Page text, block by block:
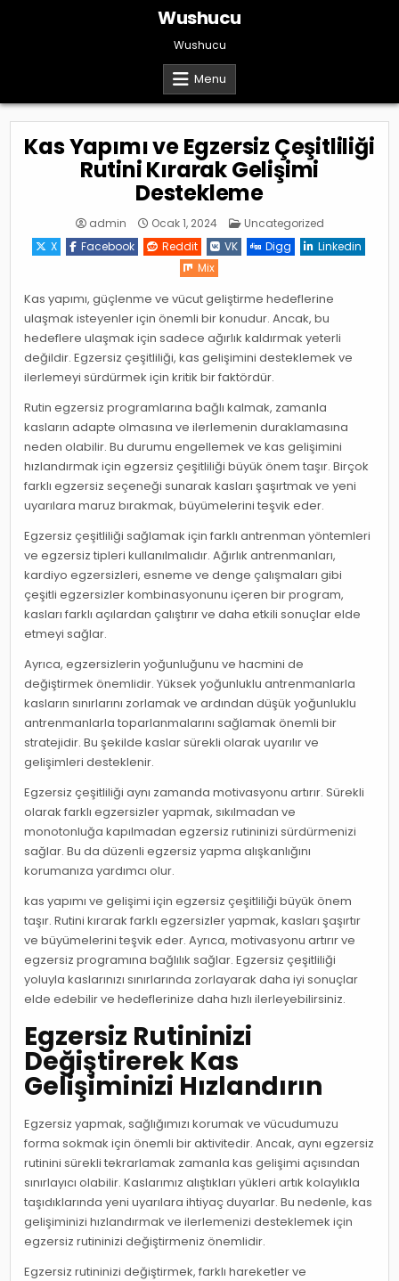
Wushucu
Wushucu
Menu
Kas Yapımı ve Egzersiz Çeşitliliği
Rutini Kırarak Gelişimi
Destekleme
admin Ocak 1, 2024 Posted
Uncategorized
X
Facebook Reddit VK Digg
Linkedin
Mix
Kas yapımı, güçlenme ve vücut geliştirme hedeflerine
ulaşmak isteyenler için önemli bir konudur. Ancak, bu
hedeflere ulaşmak için sadece ağırlık kaldırmak yeterli
değildir. Egzersiz çeşitliliği, kas gelişimini desteklemek ve
ilerlemeyi sürdürmek için kritik bir faktördür.
Rutin egzersiz programlarına bağlı kalmak, zamanla
kasların adapte olmasına ve ilerlemenin duraklamasına
neden olabilir. Bu durumu engellemek ve kas gelişimini
hızlandırmak için egzersiz çeşitliliği büyük önem taşır. Birçok
farklı egzersiz seçeneği sunarak kasları şaşırtmak ve yeni
uyarılara maruz bırakmak, büyümelerini teşvik eder.
Egzersiz çeşitliliği sağlamak için farklı antrenman yöntemleri
ve egzersiz tipleri kullanılmalıdır. Ağırlık antrenmanları,
kardiyo egzersizleri, esneme ve denge çalışmaları gibi
çeşitli egzersizler kombinasyonunu içeren bir program,
kasları farklı açılardan çalıştırır ve daha etkili sonuçlar elde
etmeyi sağlar.
Ayrıca, egzersizlerin yoğunluğunu ve hacmini de
değiştirmek önemlidir. Yüksek yoğunluklu antrenmanlarla
kasların sınırlarını zorlamak ve ardından düşük yoğunluklu
antrenmanlarla toparlanmalarını sağlamak önemli bir
stratejidir. Bu şekilde kaslar sürekli olarak uyarılır ve
gelişimleri desteklenir.
Egzersiz çeşitliliği aynı zamanda motivasyonu artırır. Sürekli
olarak farklı egzersizler yapmak, sıkılmadan ve
monotonluğa kapılmadan egzersiz rutininizi sürdürmenizi
sağlar. Bu da düzenli egzersiz yapma alışkanlığını
korumanıza yardımcı olur.
kas yapımı ve gelişimi için egzersiz çeşitliliği büyük önem
taşır. Rutini kırarak farklı egzersizler yapmak, kasları şaşırtır
ve büyümelerini teşvik eder. Ayrıca, motivasyonu artırır ve
egzersiz programına bağlılık sağlar. Egzersiz çeşitliliği
yoluyla kaslarınızı sınırlarında zorlayarak daha iyi sonuçlar
elde edebilir ve hedeflerinize daha hızlı ilerleyebilirsiniz.
Egzersiz Rutininizi
Değiştirerek Kas
Gelişiminizi Hızlandırın
Egzersiz yapmak, sağlığımızı korumak ve vücudumuzu
forma sokmak için önemli bir aktivitedir. Ancak, aynı egzersiz
rutinini sürekli tekrarlamak zamanla kas gelişimi açısından
sınırlayıcı olabilir. Kaslarımız alıştıkları yükleri artık kolaylıkla
taşıdıklarında yeni uyarılara ihtiyaç duyarlar. Bu nedenle, kas
gelişiminizi hızlandırmak ve ilerlemenizi desteklemek için
egzersiz rutininizi değiştirmeniz önemlidir.
Egzersiz rutininizi değiştirmek, farklı hareketler ve